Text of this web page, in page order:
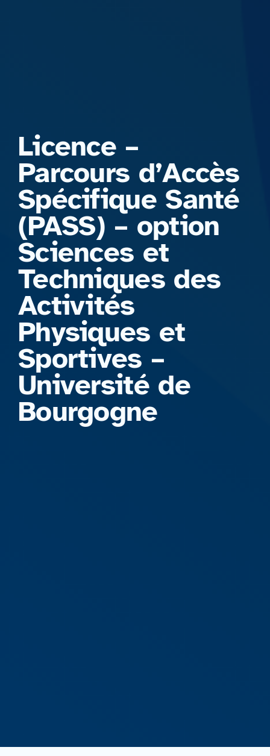
Licence –
Parcours d’Accès
Spécifique Santé
(PASS) – option
Sciences et
Techniques des
Activités
Physiques et
Sportives –
Université de
Bourgogne